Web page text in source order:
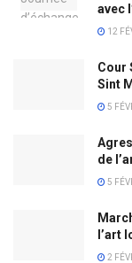
avec
12
Cour
Sint
5
de
5
l’art
2